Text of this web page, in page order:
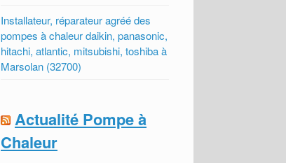
Installateur, réparateur agréé des
pompes à chaleur daikin, panasonic,
hitachi, atlantic, mitsubishi, toshiba à
Marsolan (32700)
Actualité Pompe à
Chaleur